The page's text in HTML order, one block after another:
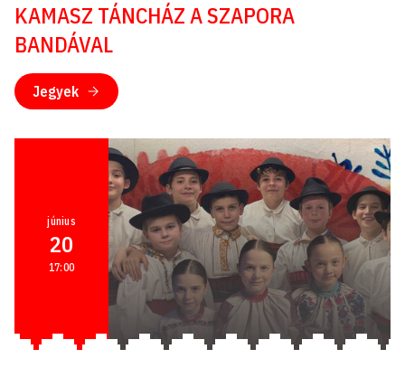
KAMASZ TÁNCHÁZ A SZAPORA
BANDÁVAL
Jegyek
június
20
17:00